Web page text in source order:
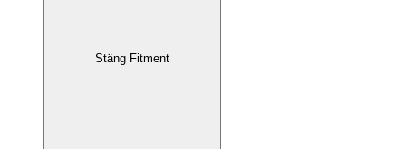
Stäng Fitment